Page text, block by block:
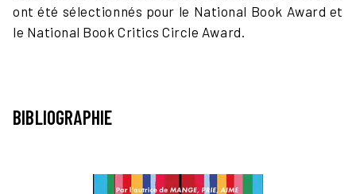
ont été sélectionnés pour le National Book Award et
le National Book Critics Circle Award.
BIBLIOGRAPHIE